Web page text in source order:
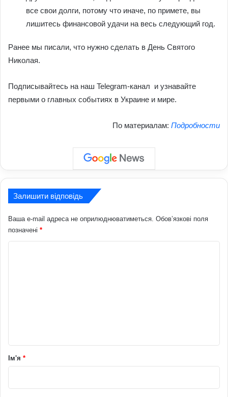
все свои долги, потому что иначе, по примете, вы
лишитесь финансовой удачи на весь следующий год.
Ранее мы писали, что нужно сделать в День Святого
Николая.
Подписывайтесь на наш Telegram-канал и узнавайте
первыми о главных событиях в Украине и мире.
По материалам: Подробности
Залишити відповідь
Ваша e-mail адреса не оприлюднюватиметься. Обов’язкові поля
позначені *
рІм'я *